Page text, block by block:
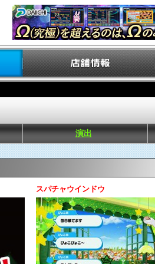
演出
スパチャウインドウ